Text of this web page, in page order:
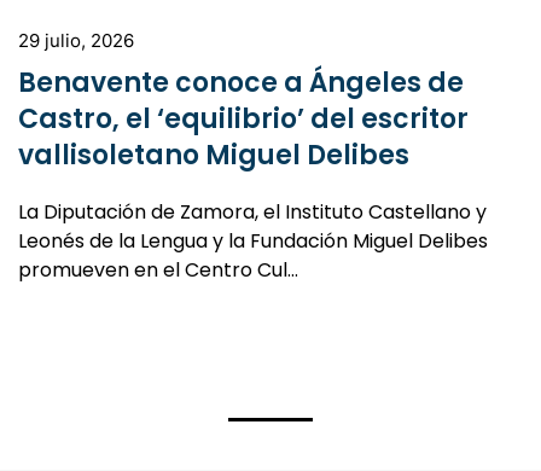
29 julio, 2026
Benavente conoce a Ángeles de
Castro, el ‘equilibrio’ del escritor
vallisoletano Miguel Delibes
La Diputación de Zamora, el Instituto Castellano y
Leonés de la Lengua y la Fundación Miguel Delibes
promueven en el Centro Cul…